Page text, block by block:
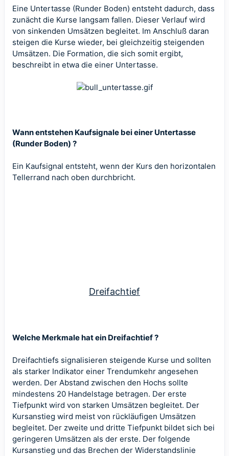
Eine Untertasse (Runder Boden) entsteht dadurch, dass
zunächt die Kurse langsam fallen. Dieser Verlauf wird
von sinkenden Umsätzen begleitet. Im Anschluß daran
steigen die Kurse wieder, bei gleichzeitig steigenden
Umsätzen. Die Formation, die sich somit ergibt,
beschreibt in etwa die einer Untertasse.
Wann entstehen Kaufsignale bei einer Untertasse
(Runder Boden) ?
Ein Kaufsignal entsteht, wenn der Kurs den horizontalen
Tellerrand nach oben durchbricht.
Dreifachtief
Welche Merkmale hat ein Dreifachtief ?
Dreifachtiefs signalisieren steigende Kurse und sollten
als starker Indikator einer Trendumkehr angesehen
werden. Der Abstand zwischen den Hochs sollte
mindestens 20 Handelstage betragen. Der erste
Tiefpunkt wird von starken Umsätzen begleitet. Der
Kursanstieg wird meist von rückläufigen Umsätzen
begleitet. Der zweite und dritte Tiefpunkt bildet sich bei
geringeren Umsätzen als der erste. Der folgende
Kursanstieg und das Brechen der Widerstandslinie